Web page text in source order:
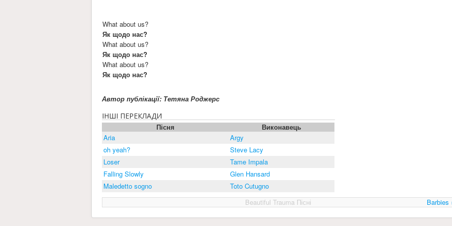
What about us?
Як щодо нас?
What about us?
Як щодо нас?
What about us?
Як щодо нас?
Автор публікації: Тетяна Роджерс
ІНШІ ПЕРЕКЛАДИ
Пісня
Виконавець
Aria
Argy
oh yeah?
Steve Lacy
Loser
Tame Impala
Falling Slowly
Glen Hansard
Maledetto sogno
Toto Cutugno
Beautiful Trauma Пісні
Barbies